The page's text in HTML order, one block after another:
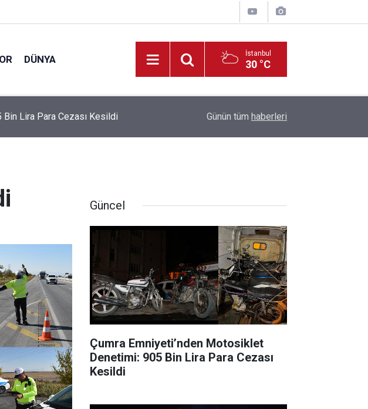
DÜNYA İstanbul
30 °C
Lira Para Cezası Kesildi
Yakalandı
Günün tüm haberleri
Güncel
Çumra Emniyeti’nden Motosiklet
Denetimi: 905 Bin Lira Para Cezası
Kesildi